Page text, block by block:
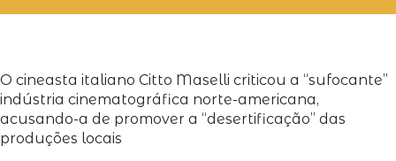
O cineasta italiano Citto Maselli criticou a “sufocante”
indústria cinematográfica norte-americana,
acusando-a de promover a “desertificação” das
produções locais